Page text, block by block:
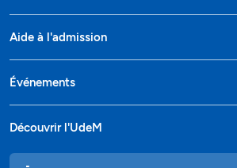
Aide à l'admission
Événements
Découvrir l'UdeM